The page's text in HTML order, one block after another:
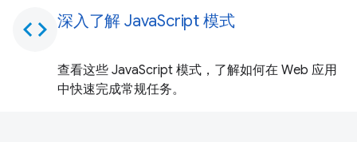
code 深入了解 JavaScript 模式
查看这些 JavaScript 模式，了解如何在 Web 应用
中快速完成常规任务。